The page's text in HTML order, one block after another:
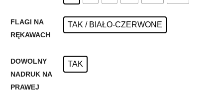
FLAGI NA
RĘKAWACH
TAK / BIAŁO-CZERWONE
DOWOLNY
NADRUK NA
PRAWEJ
TAK